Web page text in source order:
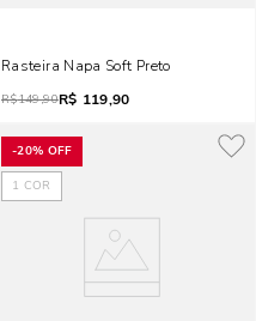
Rasteira Napa Soft Preto
R$149,90R$ 119,90
-20% OFF
1 COR